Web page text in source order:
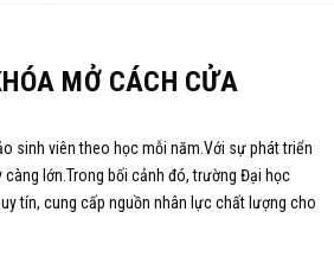
MỞ CÁCH CỬA
sinh viên theo học mỗi năm. Với sự phát triển
lớn. Trong bối cảnh đó,trường Đại học
tín, cung cấp nguồn nhân lực chất lượng cho